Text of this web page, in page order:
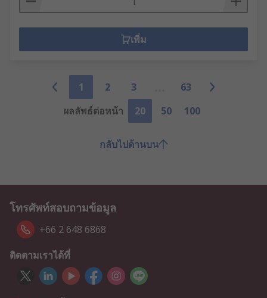
เพิ่ม
1 2 3
63
ผลลัพธ์ต่อหน้า
20 50 100
กลับไปด้านบน
โทรศัพท์สอบถามข้อมูล
+66 2 648 6868
ติดตามเราได้ที่